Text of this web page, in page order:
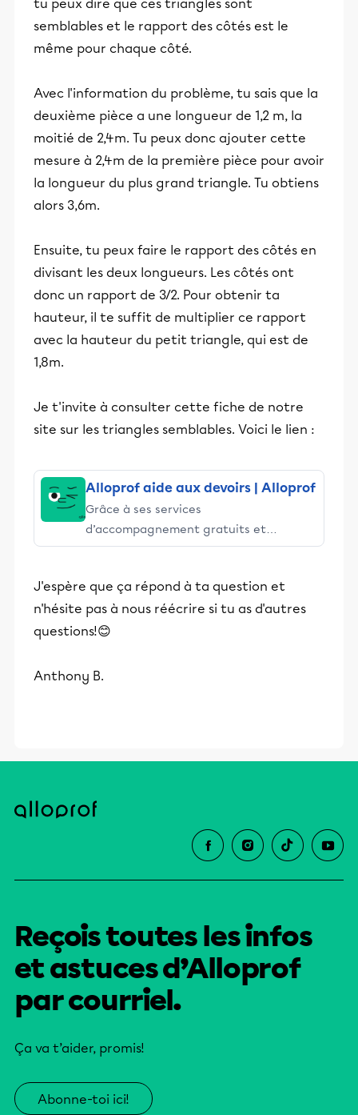
tu peux dire que ces triangles sont
semblables et le rapport des côtés est le
même pour chaque côté.
Avec l'information du problème, tu sais que la
deuxième pièce a une longueur de 1,2 m, la
moitié de 2,4m. Tu peux donc ajouter cette
mesure à 2,4m de la première pièce pour avoir
la longueur du plus grand triangle. Tu obtiens
alors 3,6m.
Ensuite, tu peux faire le rapport des côtés en
divisant les deux longueurs. Les côtés ont
donc un rapport de 3/2. Pour obtenir ta
hauteur, il te suffit de multiplier ce rapport
avec la hauteur du petit triangle, qui est de
1,8m.
Je t'invite à consulter cette fiche de notre
site sur les triangles semblables. Voici le lien :
Alloprof aide aux devoirs | Alloprof
Grâce à ses services
d’accompagnement gratuits et
stimulants, Alloprof engage les élèves
éducative.
J'espère que ça répond à ta question et
n'hésite pas à nous réécrire si tu as d'autres
questions!😊
Anthony B.
Reçois toutes les infos
et astuces d’Alloprof
par courriel.
Ça va t’aider, promis!
Abonne-toi ici!